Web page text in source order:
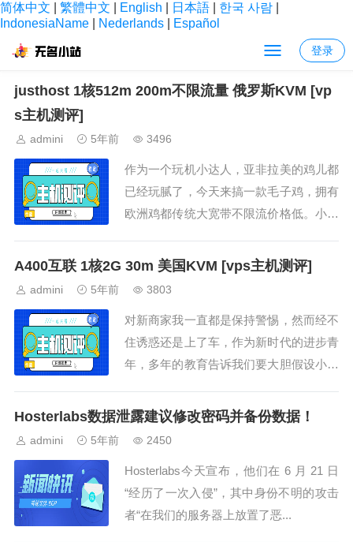
简体中文 繁體中文 English 日本語 한국 사람
IndonesiaName
Nederlands Español
登录
当前位置：首页
justhost 1核512m 200m不限流量 俄罗斯KVM [vp
s主机测评]
admini 5年前 3496
作为一个玩机小达人，亚非拉美的鸡儿都
已经玩腻了，今天来搞一款毛子鸡，拥有
欧洲鸡都传统大宽带不限流价格低。小失
A400互联 1核2G 30m 美国KVM [vps主机测评]
admini 5年前 3803
对新商家我一直都是保持警惕，然而经不
住诱惑还是上了车，作为新时代的进步青
年，多年的教育告诉我们要大胆假设小心
Hosterlabs数据泄露建议修改密码并备份数据！
admini 5年前 2450
Hosterlabs今天宣布，他们在 6 月 21 日
“经历了一次入侵”，其中身份不明的攻击
者“在我们的服务器上放置了恶...